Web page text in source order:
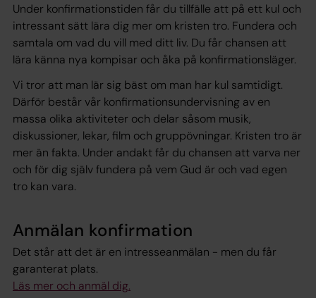
Under konfirmationstiden får du tillfälle att på ett kul och
intressant sätt lära dig mer om kristen tro. Fundera och
samtala om vad du vill med ditt liv. Du får chansen att
lära känna nya kompisar och åka på konfirmationsläger.
Vi tror att man lär sig bäst om man har kul samtidigt.
Därför består vår konfirmationsundervisning av en
massa olika aktiviteter och delar såsom musik,
diskussioner, lekar, film och gruppövningar. Kristen tro är
mer än fakta. Under andakt får du chansen att varva ner
och för dig själv fundera på vem Gud är och vad egen
tro kan vara.
Anmälan konfirmation
Det står att det är en intresseanmälan - men du får
garanterat plats.
Läs mer och anmäl dig.